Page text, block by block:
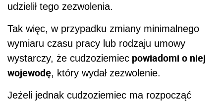
udzielił tego zezwolenia.
Tak więc, w przypadku zmiany minimalnego
wymiaru czasu pracy lub rodzaju umowy
wystarczy, że cudzoziemiec powiadomi o niej
wojewodę, który wydał zezwolenie.
Jeżeli jednak cudzoziemiec ma rozpocząć